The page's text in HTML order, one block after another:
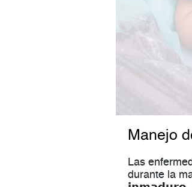
Manejo
Las
durante la